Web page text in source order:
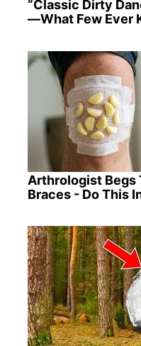
“Classic Dirty
—What Few Ever
Arthrologist Begs
Braces - Do This